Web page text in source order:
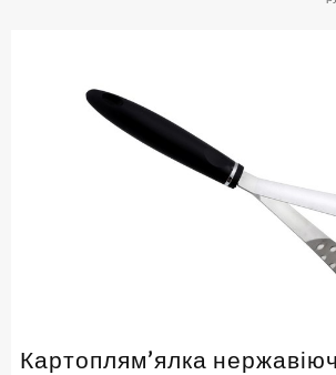
Картоплям’ялка